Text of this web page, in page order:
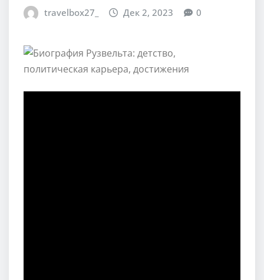
travelbox27_ Дек 2, 2023 0